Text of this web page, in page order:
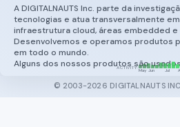
A DIGITALNAUTS Inc. parte da
tecnologias e atua transversalmente
infraestrutura cloud, áreas embedded e
Desenvolvemos e operamos produtos
em todo o mundo.
Alguns dos nossos produtos são
ACTIVITY·▄▅▆▄▄▇▆▆ █▅
May Jun Jul
© 2003-2026 DIGITALNAUTS